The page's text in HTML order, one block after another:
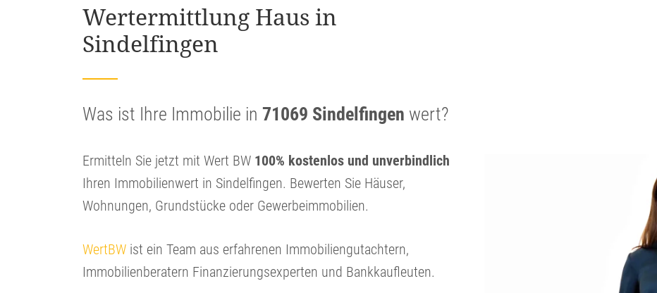
Wertermittlung Haus in
Sindelfingen
Was ist Ihre Immobilie in 71069 Sindelfingen wert?
Ermitteln Sie jetzt mit Wert BW 100% kostenlos und unverbindlich
Ihren Immobilienwert in Sindelfingen. Bewerten Sie Häuser,
Wohnungen, Grundstücke oder Gewerbeimmobilien.
WertBW ist ein Team aus erfahrenen Immobiliengutachtern,
Immobilienberatern Finanzierungsexperten und Bankkaufleuten.